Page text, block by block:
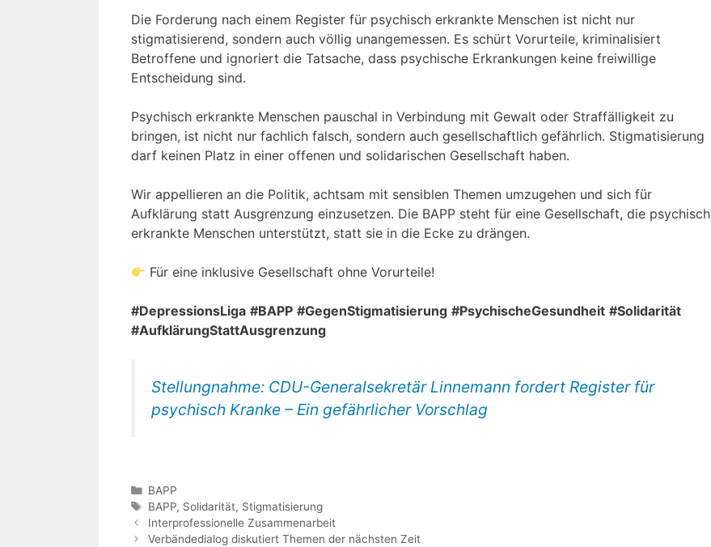
Die Forderung nach einem Register für psychisch erkrankte Menschen ist nicht nur
stigmatisierend, sondern auch völlig unangemessen. Es schürt Vorurteile, kriminalisiert
Betroffene und ignoriert die Tatsache, dass psychische Erkrankungen keine freiwillige
Entscheidung sind.
Psychisch erkrankte Menschen pauschal in Verbindung mit Gewalt oder Straffälligkeit zu
bringen, ist nicht nur fachlich falsch, sondern auch gesellschaftlich gefährlich. Stigmatisierung
darf keinen Platz in einer offenen und solidarischen Gesellschaft haben.
Wir appellieren an die Politik, achtsam mit sensiblen Themen umzugehen und sich für
Aufklärung statt Ausgrenzung einzusetzen. Die BAPP steht für eine Gesellschaft, die psychisch
erkrankte Menschen unterstützt, statt sie in die Ecke zu drängen.
Für eine inklusive Gesellschaft ohne Vorurteile!
#DepressionsLiga #BAPP #GegenStigmatisierung #PsychischeGesundheit #Solidarität
#AufklärungStattAusgrenzung
Stellungnahme: CDU-Generalsekretär Linnemann fordert Register für
psychisch Kranke – Ein gefährlicher Vorschlag
Kategorien
BAPP
Schlagwörter
BAPP, Solidarität, Stigmatisierung
Interprofessionelle Zusammenarbeit
Verbändedialog diskutiert Themen der nächsten Zeit